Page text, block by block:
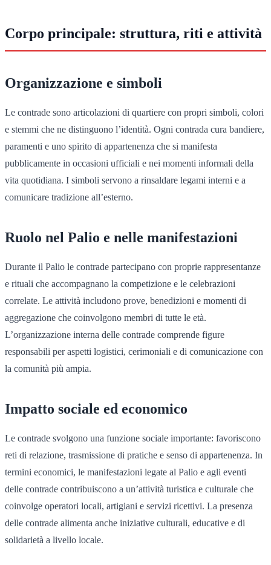
Corpo principale: struttura, riti e attività
Organizzazione e simboli
Le contrade sono articolazioni di quartiere con propri simboli, colori
e stemmi che ne distinguono l’identità. Ogni contrada cura bandiere,
paramenti e uno spirito di appartenenza che si manifesta
pubblicamente in occasioni ufficiali e nei momenti informali della
vita quotidiana. I simboli servono a rinsaldare legami interni e a
comunicare tradizione all’esterno.
Ruolo nel Palio e nelle manifestazioni
Durante il Palio le contrade partecipano con proprie rappresentanze
e rituali che accompagnano la competizione e le celebrazioni
correlate. Le attività includono prove, benedizioni e momenti di
aggregazione che coinvolgono membri di tutte le età.
L’organizzazione interna delle contrade comprende figure
responsabili per aspetti logistici, cerimoniali e di comunicazione con
la comunità più ampia.
Impatto sociale ed economico
Le contrade svolgono una funzione sociale importante: favoriscono
reti di relazione, trasmissione di pratiche e senso di appartenenza. In
termini economici, le manifestazioni legate al Palio e agli eventi
delle contrade contribuiscono a un’attività turistica e culturale che
coinvolge operatori locali, artigiani e servizi ricettivi. La presenza
delle contrade alimenta anche iniziative culturali, educative e di
solidarietà a livello locale.